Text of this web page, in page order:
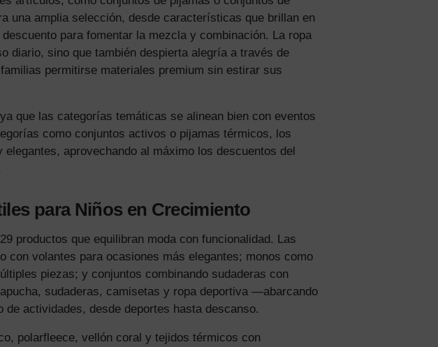
una amplia selección, desde características que brillan en
para fomentar la mezcla y combinación. La ropa
diario, sino que también despierta alegría a través de
permitirse materiales premium sin estirar sus
que las categorías temáticas se alinean bien con eventos
como conjuntos activos o pijamas térmicos, los
aprovechando al máximo los descuentos del
para Niños en Crecimiento
productos que equilibran moda con funcionalidad. Las
volantes para ocasiones más elegantes; monos como
piezas; y conjuntos combinando sudaderas con
sudaderas, camisetas y ropa deportiva —abarcando
actividades, desde deportes hasta descanso.
polarfleece, vellón coral y tejidos térmicos con